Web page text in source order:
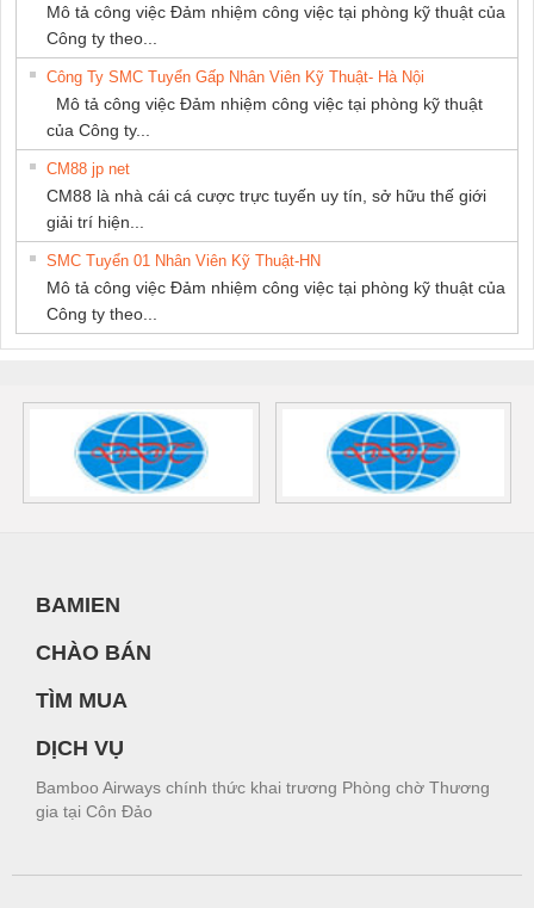
Mô tả công việc Đảm nhiệm công việc tại phòng kỹ thuật của
Công ty theo...
Công Ty SMC Tuyển Gấp Nhân Viên Kỹ Thuật- Hà Nội
Mô tả công việc Đảm nhiệm công việc tại phòng kỹ thuật
của Công ty...
CM88 jp net
CM88 là nhà cái cá cược trực tuyến uy tín, sở hữu thế giới
giải trí hiện...
SMC Tuyển 01 Nhân Viên Kỹ Thuật-HN
Mô tả công việc Đảm nhiệm công việc tại phòng kỹ thuật của
Công ty theo...
BAMIEN
CHÀO BÁN
TÌM MUA
DỊCH VỤ
Bamboo Airways chính thức khai trương Phòng chờ Thương
gia tại Côn Đảo